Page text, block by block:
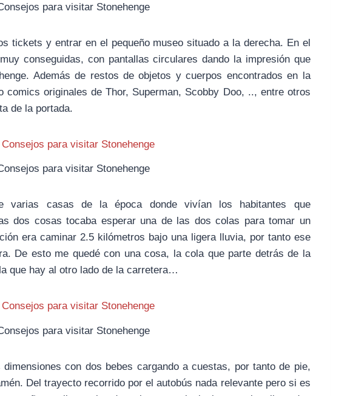
para visitar Stonehenge
tickets y entrar en el pequeño museo situado a la derecha. En el
conseguidas, con pantallas circulares dando la impresión que
Además de restos de objetos y cuerpos encontrados en la
comics originales de Thor, Superman, Scobby Doo, .., entre otros
de la portada.
para visitar Stonehenge
varias casas de la época donde vivían los habitantes que
dos cosas tocaba esperar una de las dos colas para tomar un
era caminar 2.5 kilómetros bajo una ligera lluvia, por tanto ese
De esto me quedé con una cosa, la cola que parte detrás de la
que hay al otro lado de la carretera…
para visitar Stonehenge
con dos bebes cargando a cuestas, por tanto de pie,
Del trayecto recorrido por el autobús nada relevante pero si es